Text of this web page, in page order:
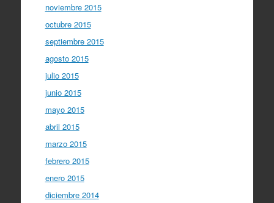
noviembre 2015
octubre 2015
septiembre 2015
agosto 2015
julio 2015
junio 2015
mayo 2015
abril 2015
marzo 2015
febrero 2015
enero 2015
diciembre 2014